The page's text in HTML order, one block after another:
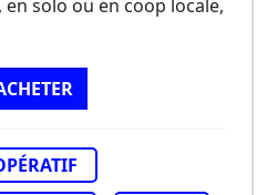
solo ou en coop locale,